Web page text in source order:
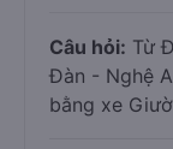
Câu hỏi: Từ
Đàn - Nghệ
bằng xe